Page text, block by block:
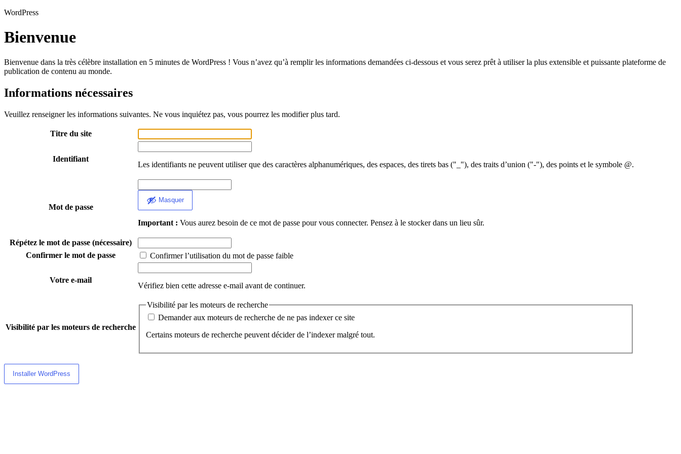
WordPress
Bienvenue
Bienvenue dans la très célèbre installation en 5 minutes de WordPress ! Vous n’avez qu’à remplir les informations demandées ci-dessous et vous serez prêt à utiliser la plus extensible et puissante plateforme de
publication de contenu au monde.
Informations nécessaires
Veuillez renseigner les informations suivantes. Ne vous inquiétez pas, vous pourrez les modifier plus tard.
Titre du site
Identifiant
Les identifiants ne peuvent utiliser que des caractères alphanumériques, des espaces, des tirets bas ("_"), des traits d’union ("-"), des points et le symbole @.
Mot de passe
Masquer
Important : Vous aurez besoin de ce mot de passe pour vous connecter. Pensez à le stocker dans un lieu sûr.
Répétez le mot de passe (nécessaire)
Confirmer le mot de passe
Confirmer l’utilisation du mot de passe faible
Votre e-mail
Vérifiez bien cette adresse e-mail avant de continuer.
Visibilité par les moteurs de recherche
Visibilité par les moteurs de recherche
Demander aux moteurs de recherche de ne pas indexer ce site
Certains moteurs de recherche peuvent décider de l’indexer malgré tout.